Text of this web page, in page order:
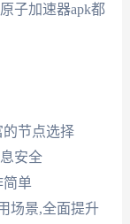
子加速器apk都
节点选择
安全
简单
场景,全面提升